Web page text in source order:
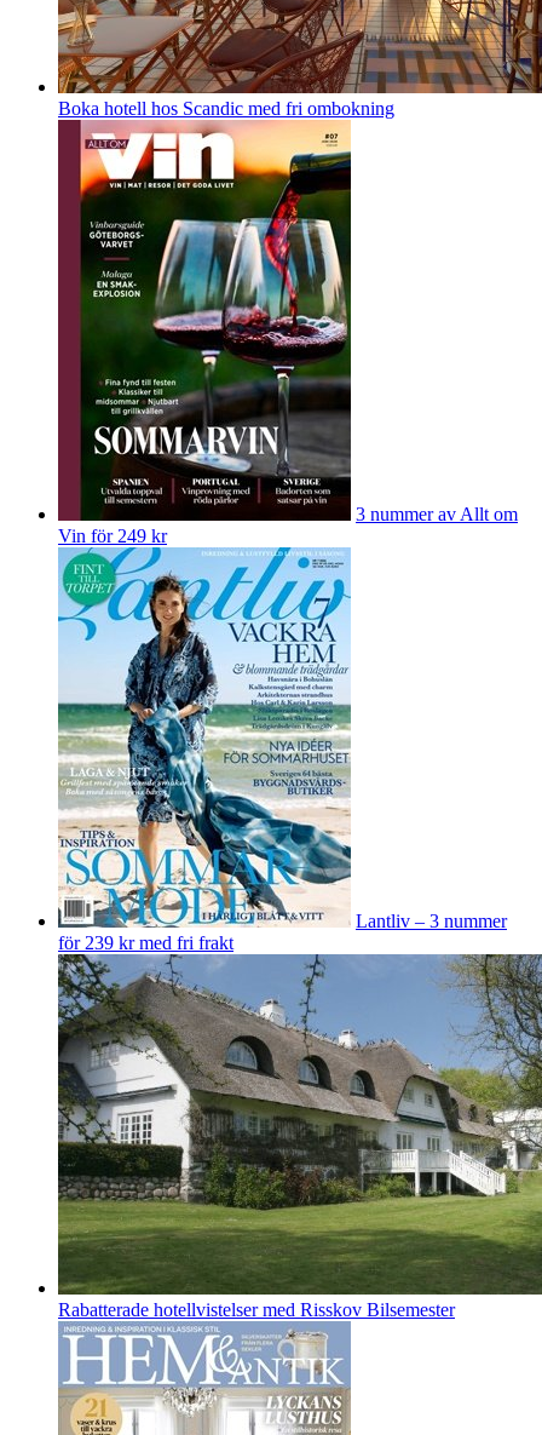
Boka hotell hos Scandic med fri ombokning
3 nummer av Allt om
Vin för 249 kr
Lantliv – 3 nummer
för 239 kr med fri frakt
Rabatterade hotellvistelser med Risskov Bilsemester